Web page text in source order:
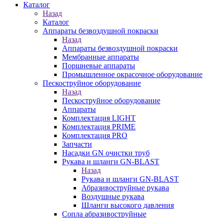
Каталог
Назад
Каталог
Аппараты безвоздушной покраски
Назад
Аппараты безвоздушной покраски
Мембранные аппараты
Поршневые аппараты
Промышленное окрасочное оборудование
Пескоструйное оборудование
Назад
Пескоструйное оборудование
Аппараты
Комплектация LIGHT
Комплектация PRIME
Комплектация PRO
Запчасти
Насадки GN очистки труб
Рукава и шланги GN-BLAST
Назад
Рукава и шланги GN-BLAST
Абразивоструйные рукава
Воздушные рукава
Шланги высокого давления
Сопла абразивоструйные